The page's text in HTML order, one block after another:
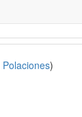
Polaciones)